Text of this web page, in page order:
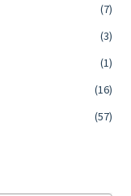
(7)
(3)
(1)
(16)
(57)